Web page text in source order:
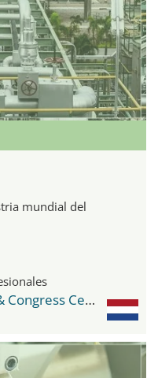
mundial del
MECC Maastricht Exhibition & Congress Center